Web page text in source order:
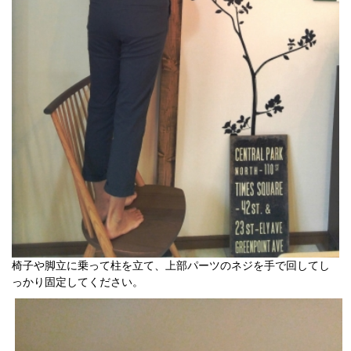
椅子や脚立に乗って柱を立て、上部パーツのネジを手で回してし
っかり固定してください。